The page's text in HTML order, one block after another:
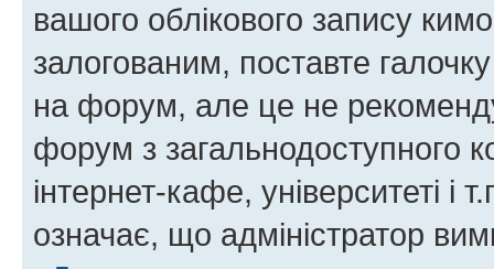
вашого облікового запису
залогованим, поставте
на форум, але це не
форум з загальнодоступного
інтернет-кафе, університеті і
означає, що адміністратор